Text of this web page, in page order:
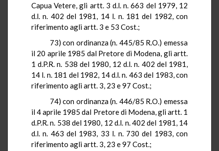
Capua Vetere, gli artt. 3 d.l. n. 663 del 1979, 12
d.l. n. 402 del 1981, 14 l. n. 181 del 1982, con
riferimento agli artt. 3 e 53 Cost.;
73) con ordinanza (n. 445/85 R.O.) emessa
il 20 aprile 1985 dal Pretore di Modena, gli artt.
1d.P.R. n. 538 del 1980, 12 d.l. n. 402 del 1981,
14 l. n. 181 del 1982, 14 d.l. n. 463 del 1983, con
riferimento agli artt. 3, 23 e 97 Cost.;
74) con ordinanza (n. 446/85 R.O.) emessa
il 4 aprile 1985 dal Pretore di Modena, gli artt. 1
d.P.R.n. 538 del 1980, 12 d.l. n. 402 del 1981, 14
d.l. n. 463 del 1983, 33 l. n. 730 del 1983, con
riferimento agli artt. 3, 23 e 97 Cost.;